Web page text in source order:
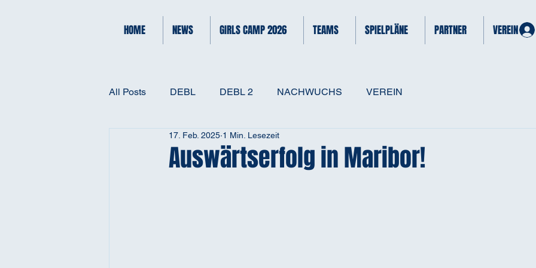
HOME NEWS GIRLS CAMP 2026 TEAMS SPIELPLÄNE PARTNER VEREIN
All Posts DEBL DEBL 2 NACHWUCHS VEREIN
Auswärtserfolg in Maribor!
17. Feb. 2025 1 Min. Lesezeit